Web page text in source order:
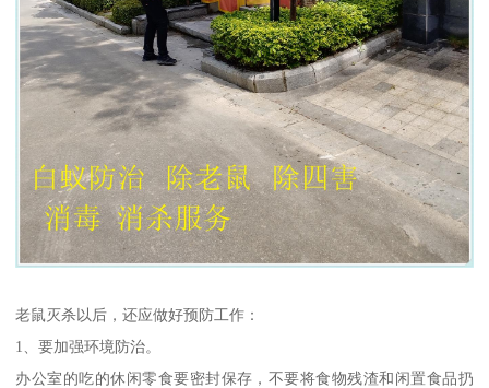
老鼠灭杀以后，还应做好预防工作：
1、要加强环境防治。
办公室的吃的休闲零食要密封保存，不要将食物残渣和闲置食品扔